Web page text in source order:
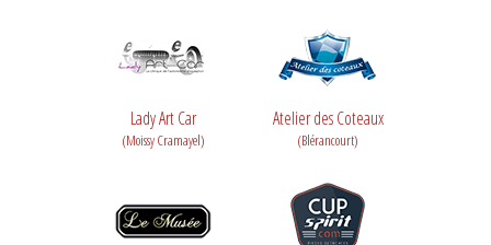
Lady Art Car
(Moissy Cramayel)
Atelier des Coteaux
(Blérancourt)